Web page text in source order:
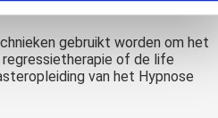
gebruikt worden om het
of de life
van het Hypnose